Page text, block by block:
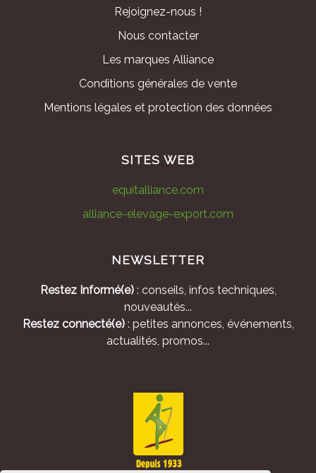
Rejoignez-nous !
Nous contacter
Les marques Alliance
Conditions générales de vente
Mentions légales et protection des données
SITES WEB
equitalliance.com
alliance-elevage-export.com
NEWSLETTER
Restez Informé(e): conseils, infos techniques,
nouveautés...
Restez connecté(e): petites annonces, événements,
actualités, promos...